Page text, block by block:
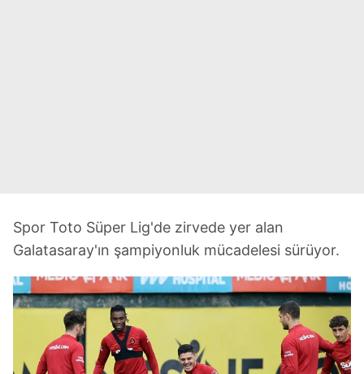
Spor Toto Süper Lig'de zirvede yer alan
Galatasaray'ın şampiyonluk mücadelesi sürüyor.